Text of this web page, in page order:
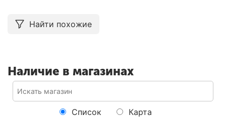
Найти похожие
Наличие в магазинах
Список Карта